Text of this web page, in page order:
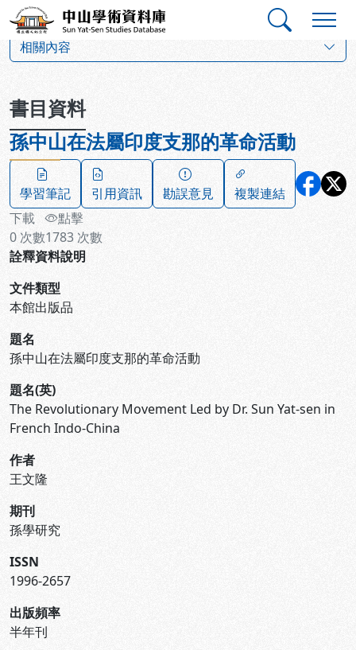
跳到主要內容
中山學術資料庫
相關內容
書目資料
孫中山在法屬印度支那的革命活動
學習筆記 引用資訊 勘誤意見
複製連結
下載
0 次數
點擊
1783 次數
詮釋資料說明
文件類型
本館出版品
題名
孫中山在法屬印度支那的革命活動
題名(英)
The Revolutionary Movement Led by Dr. Sun Yat-sen in
French Indo-China
作者
王文隆
期刊
孫學研究
ISSN
1996-2657
出版頻率
半年刊